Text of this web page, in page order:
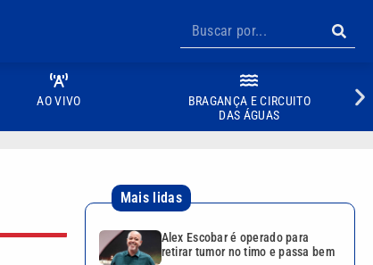
AO VIVO
BRAGANÇA E CIRCUITO
DAS ÁGUAS
Mais lidas
Alex Escobar é operado para
retirar tumor no timo e passa bem